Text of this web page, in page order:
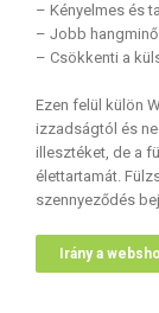
– Kényelmes és
– Jobb
– Csökkenti a
Ezen felül külön
izzadságtól és
illesztéket, de a
élettartamát.
szennyeződés
Irány a